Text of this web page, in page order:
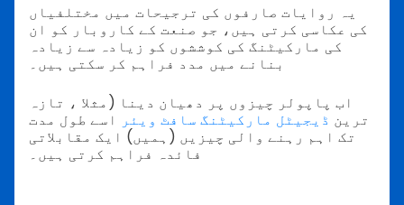
یہ روایات صارفوں کی ترجیحات میں مختلفیاں
کی عکاسی کرتی ہیں، جو صنعت کے کاروبار کو ان
کی مارکیٹنگ کی کوششوں کو زیادہ سے زیادہ
بنانے میں مدد فراہم کر سکتی ہیں۔
اب پاپولر چیزوں پر دھیان دینا (مثلا ، تازہ
ترین ڈیجیٹل مارکیٹنگ سافٹ ویئر اسے طول مدت
تک اہم رہنے والی چیزیں (ہمیں) ایک مقابلاتی
فائدہ فراہم کرتی ہیں۔